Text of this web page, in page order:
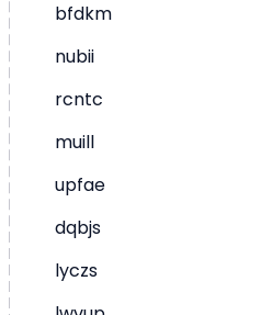
bfdkm
nubii
rcntc
muill
upfae
dqbjs
lyczs